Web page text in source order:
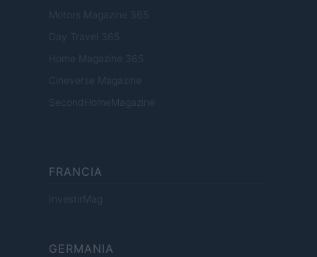
Motors Magazine 365
Day Travel 365
Home Magazine 365
Cineverse Magazine
SecondHomeMagazine
FRANCIA
InvestirMag
GERMANIA